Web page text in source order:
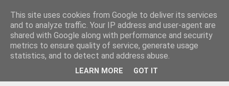
This site uses cookies from Google to deliver its services
and to analyze traffic. Your IP address and user-agent are
shared with Google along with performance and security
metrics to ensure quality of service, generate usage
statistics, and to detect and address abuse.
LEARN MORE GOT IT